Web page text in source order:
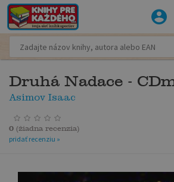
Druhá Nadace -
Asimov Isaac
0 (žiadna recenzia)
pridať recenziu »